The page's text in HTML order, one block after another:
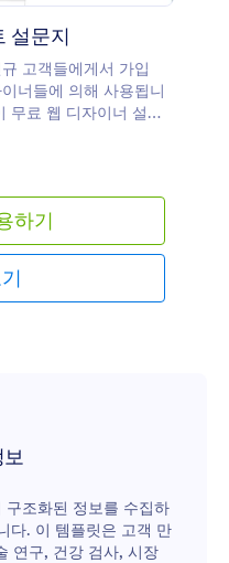
설문지
고객들에게서 가입
너들에 의해 사용됩니
무료 웹 디자이너 설문
의 웹사이트를 만드는
수집할 수 있습니다.
베드 하거나 이메일을
의 Jform 계정으로 바
한 귀하는 모든 기기에
며 이것은 이동 중에
게 합니다. 귀하는 개
하기
구조화된 정보를 수집하
다. 이 템플릿은 고객 만
연구, 건강 검사, 시장